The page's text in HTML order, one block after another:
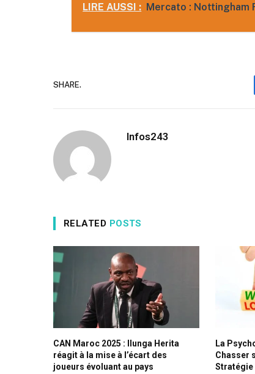
LIRE AUSSI : Mercato : Nottingham
SHARE.
Infos243
RELATED POSTS
CAN Maroc 2025 : Ilunga Herita
réagit à la mise à l’écart des
joueurs évoluant au pays
La
Chasser
Stratégie